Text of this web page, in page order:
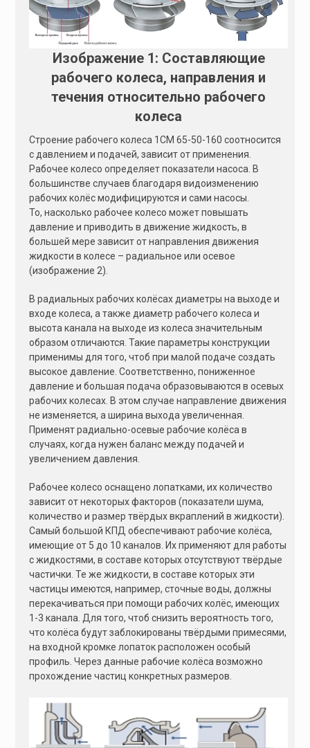
Изображение 1: Составляющие
рабочего колеса, направления и
течения относительно рабочего
колеса
Строение рабочего колеса 1СМ 65-50-160 соотносится
с давлением и подачей, зависит от применения.
Рабочее колесо определяет показатели насоса. В
большинстве случаев благодаря видоизменению
рабочих колёс модифицируются и сами насосы.
То, насколько рабочее колесо может повышать
давление и приводить в движение жидкость, в
большей мере зависит от направления движения
жидкости в колесе – радиальное или осевое
(изображение 2).
В радиальных рабочих колёсах диаметры на выходе и
входе колеса, а также диаметр рабочего колеса и
высота канала на выходе из колеса значительным
образом отличаются. Такие параметры конструкции
применимы для того, чтоб при малой подаче создать
высокое давление. Соответственно, пониженное
давление и большая подача образовываются в осевых
рабочих колесах. В этом случае направление движения
не изменяется, а ширина выхода увеличенная.
Применят радиально-осевые рабочие колёса в
случаях, когда нужен баланс между подачей и
увеличением давления.
Рабочее колесо оснащено лопатками, их количество
зависит от некоторых факторов (показатели шума,
количество и размер твёрдых вкраплений в жидкости).
Самый большой КПД обеспечивают рабочие колёса,
имеющие от 5 до 10 каналов. Их применяют для работы
с жидкостями, в составе которых отсутствуют твёрдые
частички. Те же жидкости, в составе которых эти
частицы имеются, например, сточные воды, должны
перекачиваться при помощи рабочих колёс, имеющих
1-3 канала. Для того, чтоб снизить вероятность того,
что колёса будут заблокированы твёрдыми примесями,
на входной кромке лопаток расположен особый
профиль. Через данные рабочие колёса возможно
прохождение частиц конкретных размеров.